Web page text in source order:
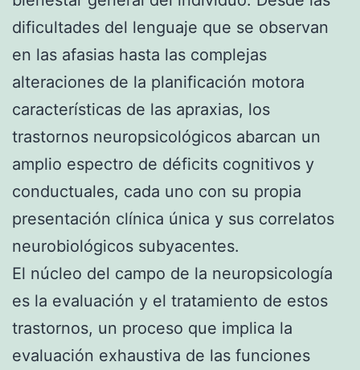
dificultades del lenguaje que se observan
en las afasias hasta las complejas
alteraciones de la planificación motora
características de las apraxias, los
trastornos neuropsicológicos abarcan un
amplio espectro de déficits cognitivos y
conductuales, cada uno con su propia
presentación clínica única y sus correlatos
neurobiológicos subyacentes.
El núcleo del campo de la neuropsicología
es la evaluación y el tratamiento de estos
trastornos, un proceso que implica la
evaluación exhaustiva de las funciones